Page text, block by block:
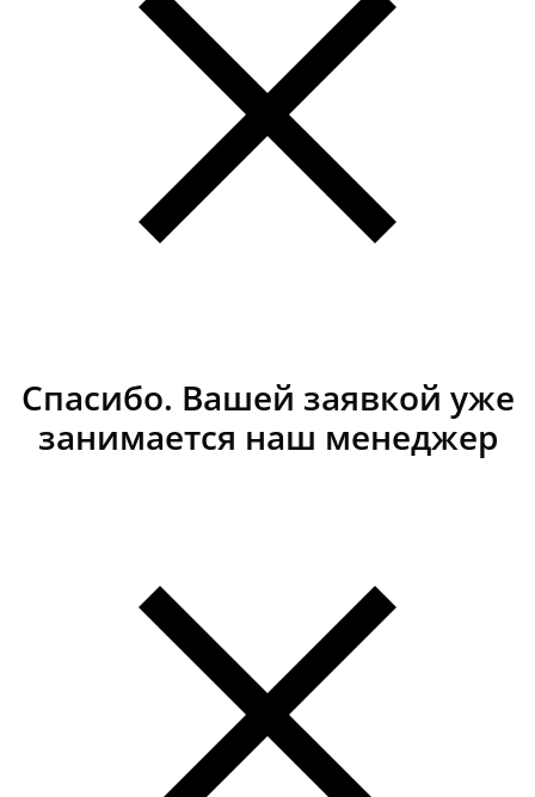
Спасибо. Вашей заявкой уже
занимается наш менеджер